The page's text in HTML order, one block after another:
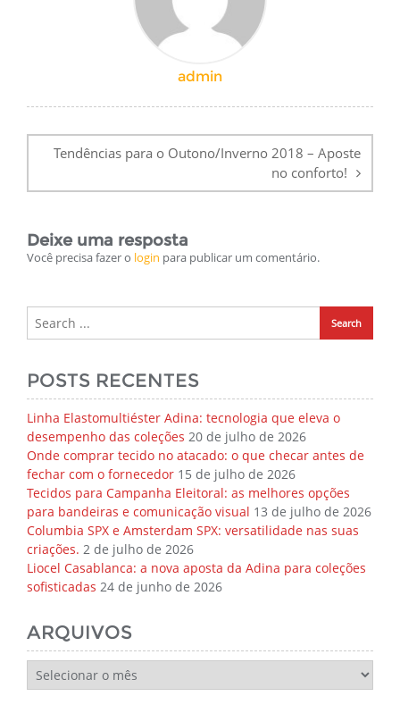
admin
de
Post
Tendências para o Outono/Inverno 2018 – Aposte
no conforto!
Deixe uma resposta
Você precisa fazer o login para publicar um comentário.
POSTS RECENTES
Linha Elastomultiéster Adina: tecnologia que eleva o
desempenho das coleções 20 de julho de 2026
Onde comprar tecido no atacado: o que checar antes de
fechar com o fornecedor 15 de julho de 2026
Tecidos para Campanha Eleitoral: as melhores opções
para bandeiras e comunicação visual 13 de julho de 2026
Columbia SPX e Amsterdam SPX: versatilidade nas suas
criações. 2 de julho de 2026
Liocel Casablanca: a nova aposta da Adina para coleções
sofisticadas 24 de junho de 2026
ARQUIVOS
Arquivos